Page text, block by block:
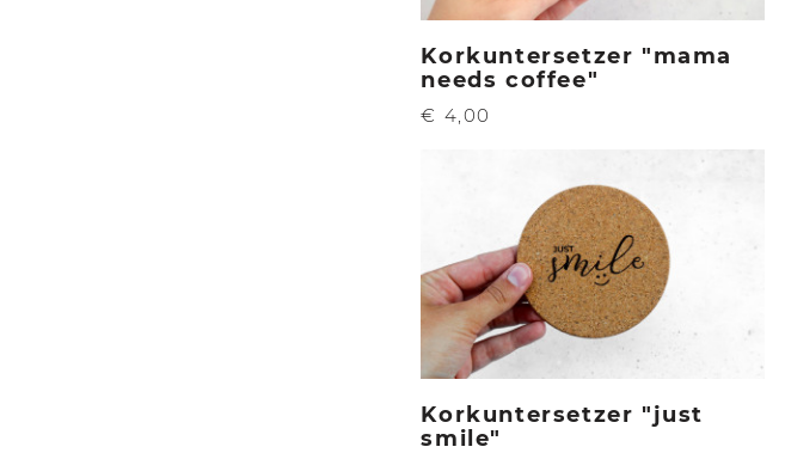
Korkuntersetzer "mama
needs coffee"
€ 4,00
Korkuntersetzer "just
smile"